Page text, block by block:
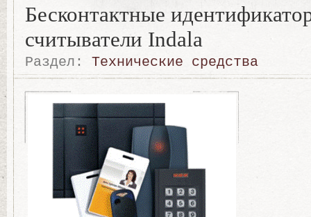
Бесконтактные
считыватели Indala
Раздел: Технические средства